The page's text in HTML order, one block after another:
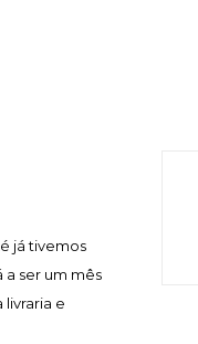
já tivemos
ser um mês
e